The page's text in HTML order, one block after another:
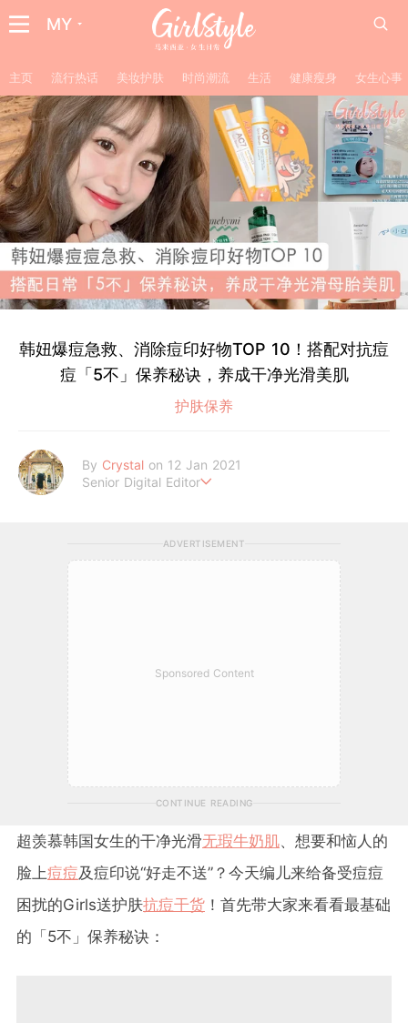
MY
主页 流行热话 美妆护肤 时尚潮流 生活 健康瘦身 女生心事
韩妞爆痘急救、消除痘印好物TOP 10！搭配对抗痘
痘「5不」保养秘诀，养成干净光滑美肌
护肤保养
By Crystal on 12 Jan 2021
Senior Digital Editor
ADVERTISEMENT
Sponsored Content
CONTINUE READING
超羡慕韩国女生的干净光滑无瑕牛奶肌、想要和恼人的
脸上痘痘及痘印说“好走不送”？今天编儿来给备受痘痘
困扰的Girls送护肤抗痘干货 ！首先带大家来看看最基础
的「5不」保养秘诀：